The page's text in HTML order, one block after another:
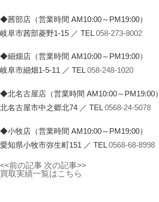
◆茜部店（営業時間 AM10:00～PM19:00）
岐阜市茜部菱野1-15 ／ TEL058-273-8002
◆細畑店（営業時間 AM10:00～PM19:00）
岐阜市細畑1-5-11 ／ TEL058-248-1020
◆北名古屋店（営業時間 AM10:00～PM19:00）
北名古屋市中之郷北74 ／ TEL0568-24-5078
◆小牧店（営業時間 AM10:00～PM19:00）
愛知県小牧市弥生町151 ／ TEL0568-68-8998
<<前の記事 次の記事>>
買取実績一覧はこちら